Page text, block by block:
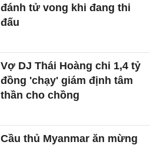
đánh tử vong khi đang thi
đấu
Vợ DJ Thái Hoàng chi 1,4 tỷ
đồng 'chạy' giám định tâm
thần cho chồng
Cầu thủ Myanmar ăn mừng